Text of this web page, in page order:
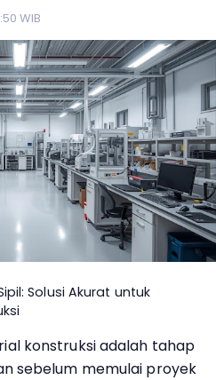
WIB
Solusi Akurat untuk
konstruksi adalah tahap
sebelum memulai proyek